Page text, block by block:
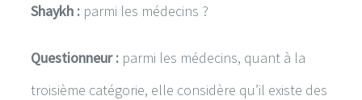
Shaykh : parmi les médecins ?
Questionneur : parmi les médecins, quant à la
troisième catégorie, elle considère qu’il existe des